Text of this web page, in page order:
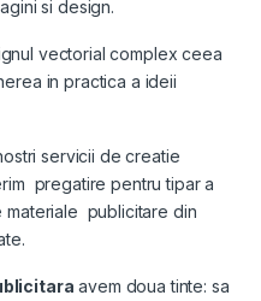
si design.
vectorial complex ceea
in practica a ideii
servicii de creatie
pregatire pentru tipar a
publicitare din
avem doua tinte: sa